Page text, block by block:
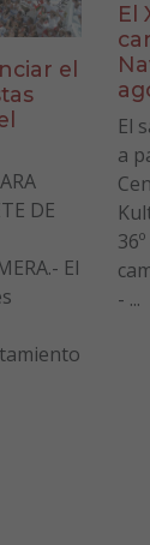
el
DE
El
El
El
a
- ...